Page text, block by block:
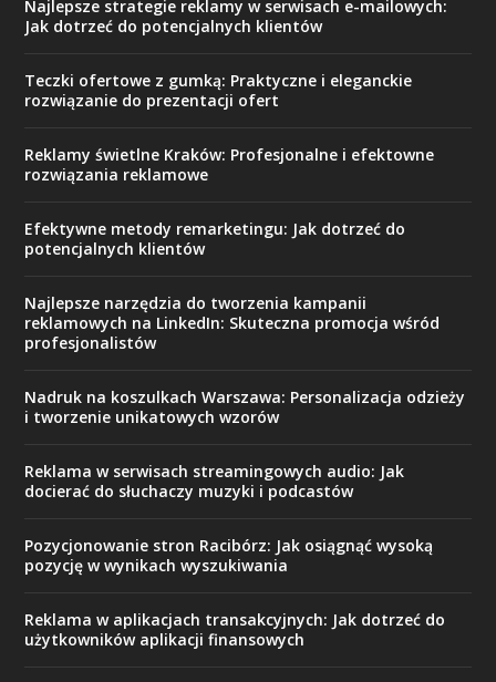
Najlepsze strategie reklamy w serwisach e-mailowych:
Jak dotrzeć do potencjalnych klientów
Teczki ofertowe z gumką: Praktyczne i eleganckie
rozwiązanie do prezentacji ofert
Reklamy świetlne Kraków: Profesjonalne i efektowne
rozwiązania reklamowe
Efektywne metody remarketingu: Jak dotrzeć do
potencjalnych klientów
Najlepsze narzędzia do tworzenia kampanii
reklamowych na LinkedIn: Skuteczna promocja wśród
profesjonalistów
Nadruk na koszulkach Warszawa: Personalizacja odzieży
i tworzenie unikatowych wzorów
Reklama w serwisach streamingowych audio: Jak
docierać do słuchaczy muzyki i podcastów
Pozycjonowanie stron Racibórz: Jak osiągnąć wysoką
pozycję w wynikach wyszukiwania
Reklama w aplikacjach transakcyjnych: Jak dotrzeć do
użytkowników aplikacji finansowych